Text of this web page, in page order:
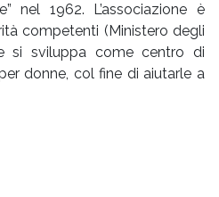
nel 1962. L’associazione è
competenti (Ministero degli
si sviluppa come centro di
donne, col fine di aiutarle a